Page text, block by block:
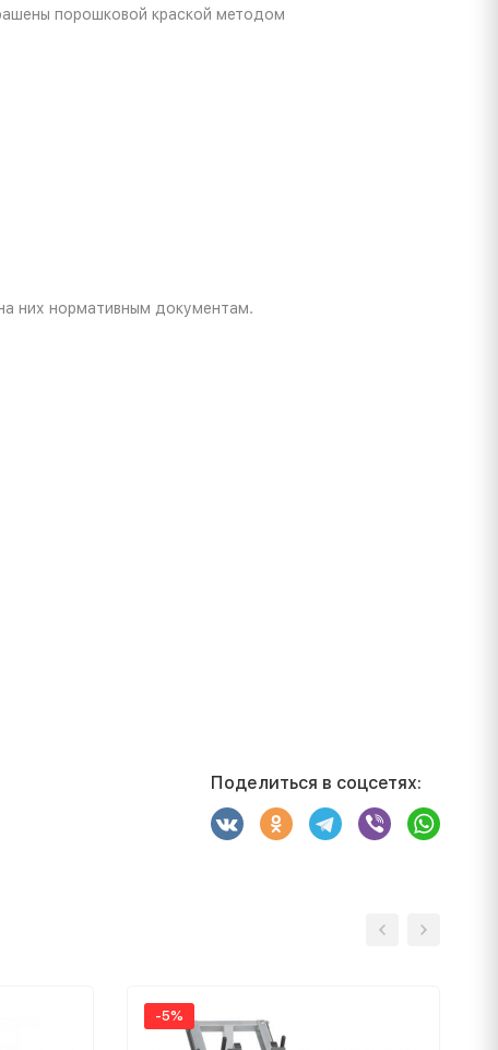
порошковой краской методом
них нормативным документам.
Поделиться в соцсетях:
-5%